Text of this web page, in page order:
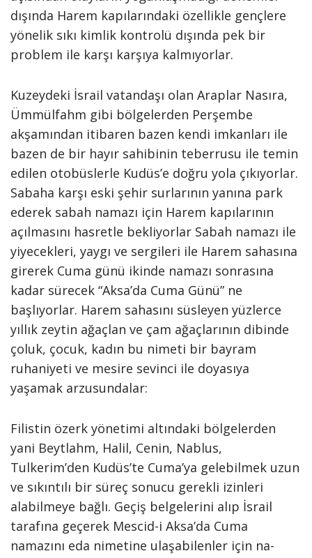
dışında Harem kapılarındaki özellikle gençlere
yönelik sıkı kimlik kontrolü dışında pek bir
problem ile karşı karşıya kalmıyorlar.
Kuzeydeki İsrail vatandaşı olan Araplar Nasıra,
Ümmülfahm gibi bölgelerden Perşembe
akşamından itibaren bazen kendi imkanları ile
bazen de bir hayır sahibinin teberrusu ile temin
edilen otobüslerle Kudüs’e doğru yola çıkıyorlar.
Sabaha karşı eski şehir surlarının yanına park
ederek sabah namazı için Harem kapılarının
açılmasını hasretle bekliyorlar Sabah namazı ile
yiyecekleri, yaygı ve sergileri ile Harem sahasına
girerek Cuma günü ikinde namazı sonrasına
kadar sürecek “Aksa’da Cuma Günü” ne
başlıyorlar. Harem sahasını süsleyen yüzlerce
yıllık zeytin ağaçlan ve çam ağaçlarının dibinde
çoluk, çocuk, kadın bu nimeti bir bayram
ruhaniyeti ve mesire sevinci ile doyasıya
yaşamak arzusundalar:
Filistin özerk yönetimi altın­daki bölgelerden
yani Beytlahm, Halil, Cenin, Nablus,
Tulkerim’den Kudüs’te Cuma’ya gelebilmek uzun
ve sıkıntılı bir süreç sonucu gerekli izinleri
alabilmeye bağlı. Geçiş bel­gelerini alıp İsrail
tarafına geçerek Mescid-i Aksa’da Cuma
namazını eda nimetine ulaşabilenler için na­